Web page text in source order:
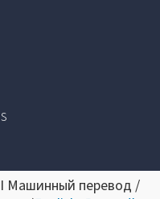
Машинный перевод /